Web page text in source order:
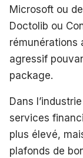
Microsoft ou
Doctolib ou
rémunérations
agressif
package.
Dans
services
plus élevé,
plafonds de